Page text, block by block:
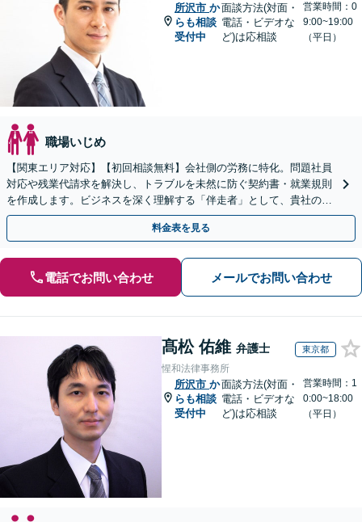
所沢市 か
らも相談
受付中
面談方法(対面・
電話・ビデオな
ど)は応相談
営業時間：0
9:00~19:00
（平日）
職場いじめ
【関東エリア対応】【初回相談無料】会社側の労務に特化。問題社員
対応や残業代請求を解決し、トラブルを未然に防ぐ契約書・就業規則
を作成します。ビジネスを深く理解する「伴走者」として、貴社の利
益と今後の事業成長を守り抜きます。
料金表を見る
電話でお問い合わせ メールでお問い合わせ
髙松 佑維 弁護士 東京都
惺和法律事務所
所沢市 か
らも相談
受付中
面談方法(対面・
電話・ビデオな
ど)は応相談
営業時間：1
0:00~18:00
（平日）